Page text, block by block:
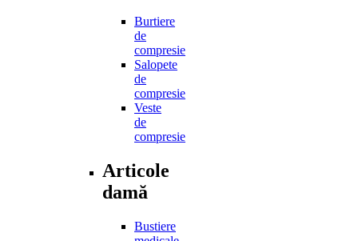
Burtiere
de
compresie
Salopete
de
compresie
Veste
de
compresie
Articole
damă
Bustiere